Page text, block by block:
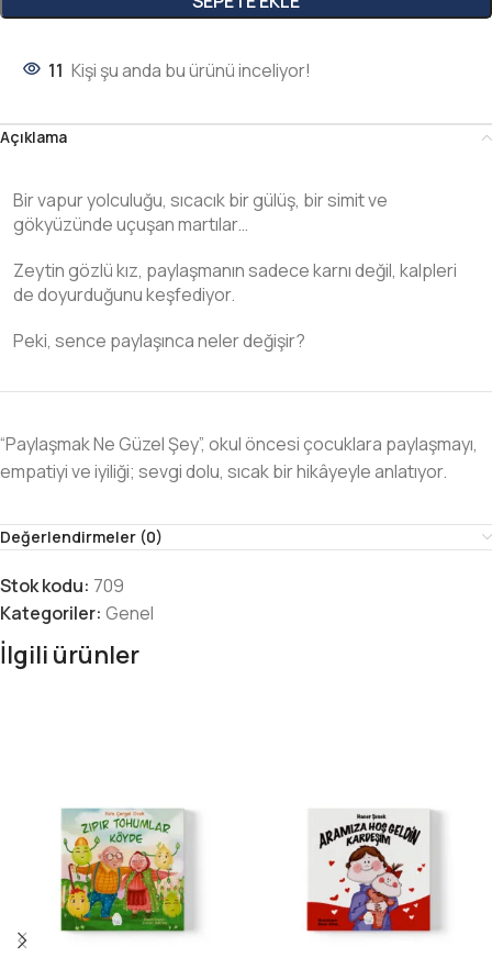
11 Kişi şu anda bu ürünü inceliyor!
Açıklama
Bir vapur yolculuğu, sıcacık bir gülüş, bir simit ve
gökyüzünde uçuşan martılar…
Zeytin gözlü kız, paylaşmanın sadece karnı değil, kalpleri
de doyurduğunu keşfediyor.
Peki, sence paylaşınca neler değişir?
“Paylaşmak Ne Güzel Şey”, okul öncesi çocuklara paylaşmayı,
empatiyi veiyiliği; sevgidolu, sıcak bir hikâyeyle anlatıyor.
Değerlendirmeler (0)
Stok kodu: 709
Kategoriler: Genel
İlgili ürünler